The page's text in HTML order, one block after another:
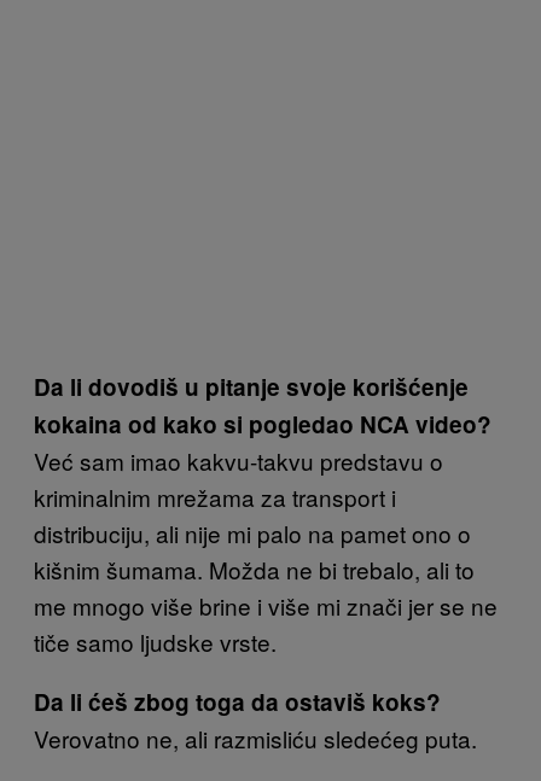
Da li dovodiš u pitanje svoje korišćenje
kokaina od kako si pogledao NCA video?
Već sam imao kakvu-takvu predstavu o
kriminalnim mrežama za transport i
distribuciju, ali nije mi palo na pamet ono o
kišnim šumama. Možda ne bi trebalo, ali to
me mnogo više brine i više mi znači jer se ne
tiče samo ljudske vrste.
Da li ćeš zbog toga da ostaviš koks?
Verovatno ne, ali razmisliću sledećeg puta.